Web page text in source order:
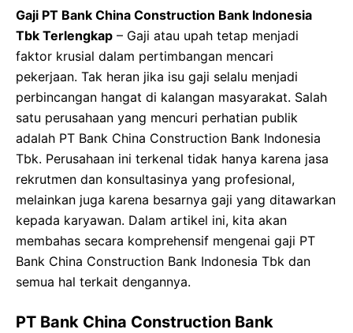
Gaji PT Bank China Construction Bank Indonesia
Tbk Terlengkap – Gaji atau upah tetap menjadi
faktor krusial dalam pertimbangan mencari
pekerjaan. Tak heran jika isu gaji selalu menjadi
perbincangan hangat di kalangan masyarakat. Salah
satu perusahaan yang mencuri perhatian publik
adalah PT Bank China Construction Bank Indonesia
Tbk. Perusahaan ini terkenal tidak hanya karena jasa
rekrutmen dan konsultasinya yang profesional,
melainkan juga karena besarnya gaji yang ditawarkan
kepada karyawan. Dalam artikel ini, kita akan
membahas secara komprehensif mengenai gaji PT
Bank China Construction Bank Indonesia Tbk dan
semua hal terkait dengannya.
PT Bank China Construction Bank